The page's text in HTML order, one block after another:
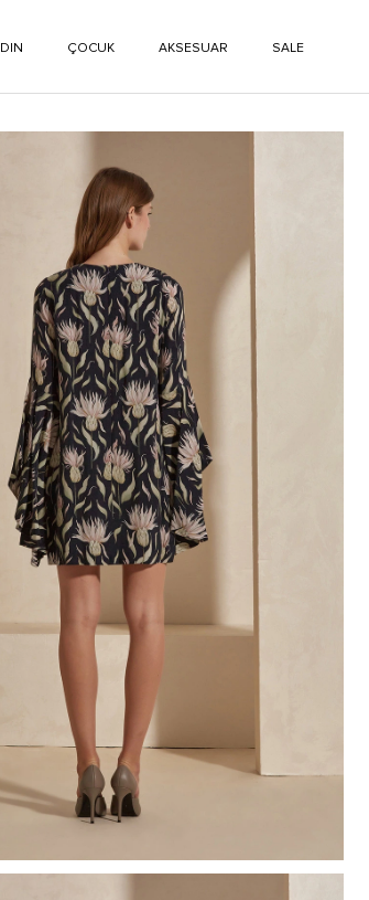
ÇOCUK AKSESUAR SALE